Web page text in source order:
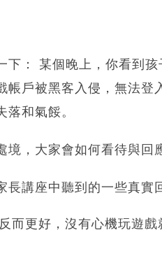
下： 某個晚上，你看到
帳戶被黑客入侵，無法登
落和氣餒。
境，大家會如何看待與回
長講座中聽到的一些真實
反而更好，沒有心機玩遊